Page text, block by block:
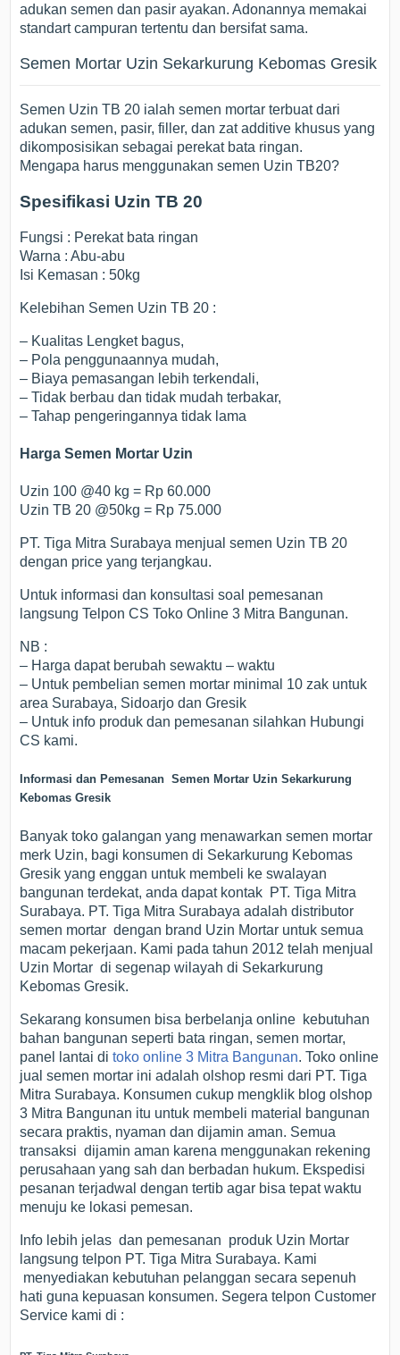
adukan semen dan pasir ayakan. Adonannya memakai
standart campuran tertentu dan bersifat sama.
Semen Mortar Uzin Sekarkurung Kebomas Gresik
Semen Uzin TB 20 ialah semen mortar terbuat dari
adukan semen, pasir, filler, dan zat additive khusus yang
dikomposisikan sebagai perekat bata ringan.
Mengapa harus menggunakan semen Uzin TB20?
Spesifikasi Uzin TB 20
Fungsi : Perekat bata ringan
Warna : Abu-abu
Isi Kemasan : 50kg
Kelebihan Semen Uzin TB 20 :
– Kualitas Lengket bagus,
– Pola penggunaannya mudah,
– Biaya pemasangan lebih terkendali,
– Tidak berbau dan tidak mudah terbakar,
– Tahap pengeringannya tidak lama
Harga Semen Mortar Uzin
Uzin 100 @40 kg = Rp 60.000
Uzin TB 20 @50kg = Rp 75.000
PT. Tiga Mitra Surabaya menjual semen Uzin TB 20
dengan price yang terjangkau.
Untuk informasi dan konsultasi soal pemesanan
langsung Telpon CS Toko Online 3 Mitra Bangunan.
NB :
– Harga dapat berubah sewaktu – waktu
– Untuk pembelian semen mortar minimal 10 zak untuk
area Surabaya, Sidoarjo dan Gresik
– Untuk info produk dan pemesanan silahkan Hubungi
CS kami.
Informasi dan Pemesanan Semen Mortar Uzin Sekarkurung
Kebomas Gresik
Banyak toko galangan yang menawarkan semen mortar
merk Uzin, bagi konsumen di Sekarkurung Kebomas
Gresik yang enggan untuk membeli ke swalayan
bangunan terdekat, anda dapat kontak PT. Tiga Mitra
Surabaya. PT. Tiga Mitra Surabaya adalah distributor
semen mortar dengan brand Uzin Mortar untuk semua
macam pekerjaan. Kami pada tahun 2012 telah menjual
Uzin Mortar di segenap wilayah di Sekarkurung
Kebomas Gresik.
Sekarang konsumen bisa berbelanja online kebutuhan
bahan bangunan seperti bata ringan, semen mortar,
panel lantai ditoko online 3 Mitra Bangunan. Toko online
jual semen mortar ini adalah olshop resmi dari PT. Tiga
Mitra Surabaya. Konsumen cukup mengklik blog olshop
3 Mitra Bangunan itu untuk membeli material bangunan
secara praktis, nyaman dan dijamin aman. Semua
transaksi dijamin aman karena menggunakan rekening
perusahaan yang sah dan berbadan hukum. Ekspedisi
pesanan terjadwal dengan tertib agar bisa tepat waktu
menuju ke lokasi pemesan.
Info lebih jelas dan pemesanan produk Uzin Mortar
langsung telpon PT. Tiga Mitra Surabaya. Kami
menyediakan kebutuhan pelanggan secara sepenuh
hati guna kepuasan konsumen. Segera telpon Customer
Service kami di :